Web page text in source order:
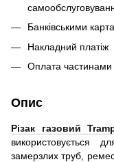
Банківськими
Накладний платіж
Оплата частинами
Опис
Різак газовий
використовується
замерзлих труб,